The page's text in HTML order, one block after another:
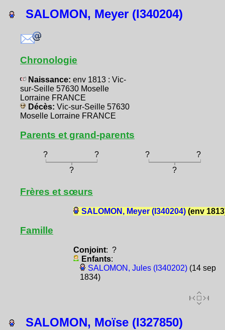
SALOMON, Meyer (I340204)
Chronologie
Naissance: env 1813 : Vic-
sur-Seille 57630 Moselle
Lorraine FRANCE
Décès: Vic-sur-Seille 57630
Moselle Lorraine FRANCE
Parents et grand-parents
? ? ?
?
?
?
Frères et sœurs
SALOMON, Meyer (I340204)(env
Famille
Conjoint: ?
Enfants:
SALOMON, Jules (I340202)(14 sep
1834)
SALOMON, Moïse (I327850)